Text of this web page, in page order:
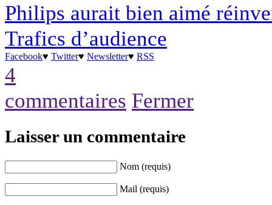
Philips aurait bien aimé
Trafics d’audience
Facebook♥ Twitter♥ Newsletter♥ RSS
4
commentaires Fermer
Laisser un commentaire
Nom (requis)
Mail (requis)